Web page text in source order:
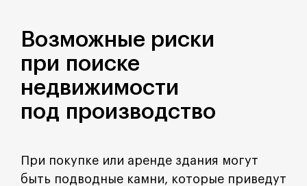
Возможные риски
при поиске
недвижимости
под производство
При покупке или аренде здания могут
быть подводные камни, которые приведут